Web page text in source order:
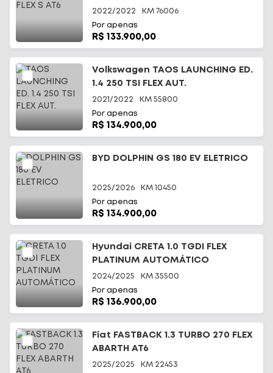
2022/2022 KM 76006
Por apenas
R$ 133.900,00
Volkswagen TAOS LAUNCHING ED.
1.4 250 TSI FLEX AUT.
2021/2022 KM 55800
Por apenas
R$ 134.900,00
BYD DOLPHIN GS 180 EV ELETRICO
2025/2026 KM 10450
Por apenas
R$ 134.900,00
Hyundai CRETA 1.0 TGDI FLEX
PLATINUM AUTOMÁTICO
2024/2025 KM 35500
Por apenas
R$ 136.900,00
Fiat FASTBACK 1.3 TURBO 270 FLEX
ABARTH AT6
2025/2025 KM 22453